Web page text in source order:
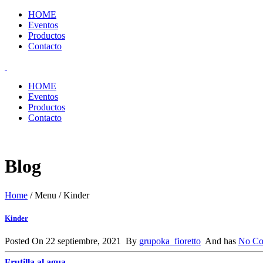
HOME
Eventos
Productos
Contacto
HOME
Eventos
Productos
Contacto
Blog
Home / Menu /Kinder
Kinder
Posted On 22 septiembre, 2021 By grupoka_fioretto And has No